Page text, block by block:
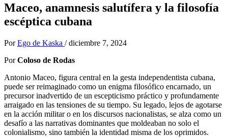
Maceo, anamnesis salutífera y la filosofía
escéptica cubana
Por Ego de Kaska / diciembre 7, 2024
PorColoso de Rodas
Antonio Maceo, figura central en la gesta independentista cubana,
puede ser reimaginado como un enigma filosófico encarnado, un
precursor inadvertido de un escepticismo práctico y profundamente
arraigado en las tensiones de su tiempo. Su legado, lejos de agotarse
en la acción militar o en los discursos nacionalistas, se alza como un
desafío a las narrativas dominantes que moldeaban no solo el
colonialismo, sino también la identidad misma de los oprimidos.